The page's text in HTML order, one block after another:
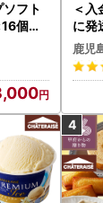
フト
個〉
＜入
に発
用】
-2w
鹿児